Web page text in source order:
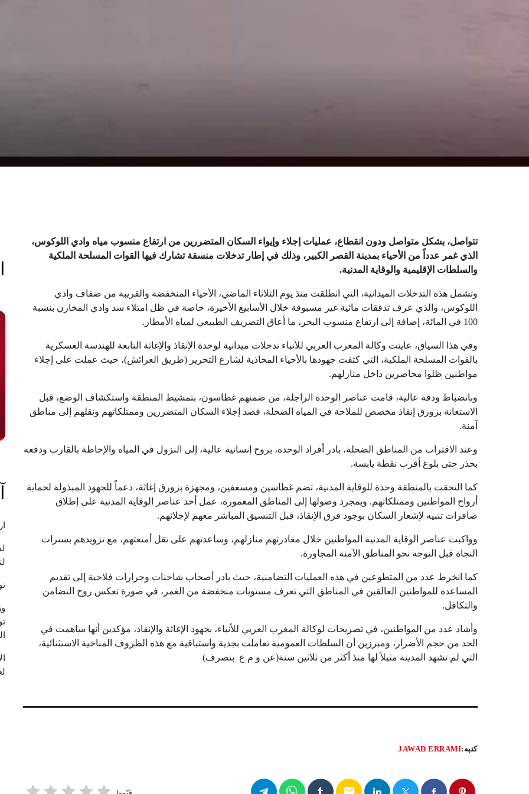
تتواصل، بشكل متواصل ودون انقطاع، عمليات إجلاء وإيواء السكان المتضررين من ارتفاع منسوب مياه وادي اللوكوس،
الذي غمر عدداً من الأحياء بمدينة القصر الكبير، وذلك في إطار تدخلات منسقة تشارك فيها القوات المسلحة الملكية
والسلطات الإقليمية والوقاية المدنية.
وتشمل هذه التدخلات الميدانية، التي انطلقت منذ يوم الثلاثاء الماضي، الأحياء المنخفضة والقريبة من ضفاف وادي
اللوكوس، والذي عرف تدفقات مائية غير مسبوقة خلال الأسابيع الأخيرة، خاصة في ظل امتلاء سد وادي المخازن بنسبة
100 في المائة، إضافة إلى ارتفاع منسوب البحر، ما أعاق التصريف الطبيعي لمياه الأمطار.
وفي هذا السياق، عاينت وكالة المغرب العربي للأنباء تدخلات ميدانية لوحدة الإنقاذ والإغاثة التابعة للهندسة العسكرية
بالقوات المسلحة الملكية، التي كثفت جهودها بالأحياء المحاذية لشارع التحرير (طريق العرائش)، حيث عملت على إجلاء
مواطنين ظلوا محاصرين داخل منازلهم.
وبانضباط ودقة عالية، قامت عناصر الوحدة الراجلة، من ضمنهم غطاسون، بتمشيط المنطقة واستكشاف الوضع، قبل
الاستعانة بزورق إنقاذ مخصص للملاحة في المياه الضحلة، قصد إجلاء السكان المتضررين وممتلكاتهم ونقلهم إلى مناطق
آمنة.
وعند الاقتراب من المناطق الضحلة، بادر أفراد الوحدة، بروح إنسانية عالية، إلى النزول في المياه والإحاطة بالقارب ودفعه
بحذر حتى بلوغ أقرب نقطة يابسة.
كما التحقت بالمنطقة وحدة للوقاية المدنية، تضم غطاسين ومسعفين، ومجهزة بزورق إغاثة، دعماً للجهود المبذولة لحماية
أرواح المواطنين وممتلكاتهم. وبمجرد وصولها إلى المناطق المغمورة، عمل أحد عناصر الوقاية المدنية على إطلاق
صافرات تنبيه لإشعار السكان بوجود فرق الإنقاذ، قبل التنسيق المباشر معهم لإجلائهم.
وواكبت عناصر الوقاية المدنية المواطنين خلال مغادرتهم منازلهم، وساعدتهم على نقل أمتعتهم، مع تزويدهم بسترات
النجاة قبل التوجه نحو المناطق الآمنة المجاورة.
كما انخرط عدد من المتطوعين في هذه العمليات التضامنية، حيث بادر أصحاب شاحنات وجرارات فلاحية إلى تقديم
المساعدة للمواطنين العالقين في المناطق التي تعرف مستويات منخفضة من الغمر، في صورة تعكس روح التضامن
والتكافل.
وأشاد عدد من المواطنين، في تصريحات لوكالة المغرب العربي للأنباء، بجهود الإغاثة والإنقاذ، مؤكدين أنها ساهمت في
الحد من حجم الأضرار، ومبرزين أن السلطات العمومية تعاملت بجدية واستباقية مع هذه الظروف المناخية الاستثنائية،
التي لم تشهد المدينة مثيلاً لها منذ أكثر من ثلاثين سنة(عن و م ع بتصرف)
كتبه:JAWAD ERRAMI
email